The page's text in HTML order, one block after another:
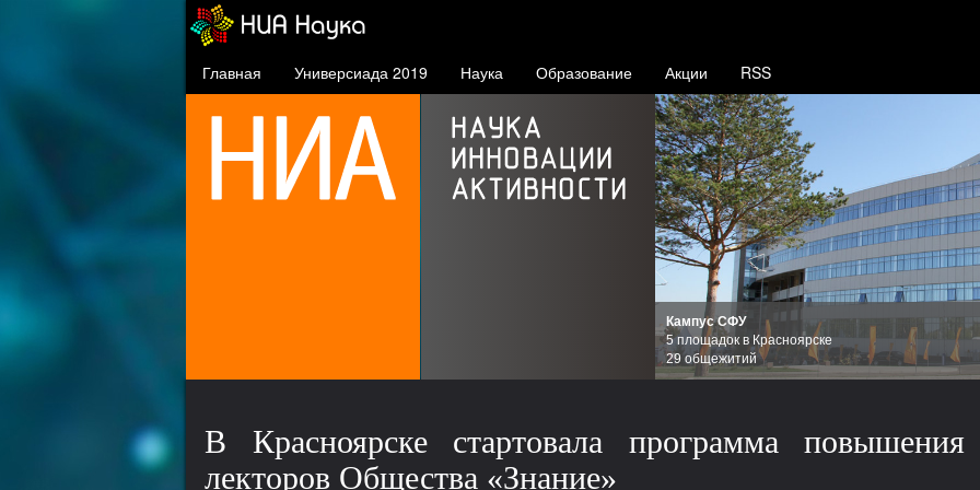
Главная Универсиада 2019 Наука Образование Акции RSS
Осаму Шимомура
нобелевский лауреат,
почётный профессор СФУ
В Красноярске стартовала программа
лекторов Общества «Знание»